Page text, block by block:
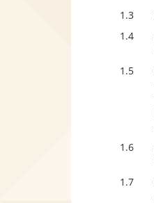
1.3
1.4
1.5
1.6
1.7